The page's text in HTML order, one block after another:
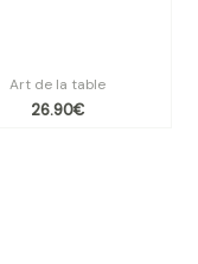
Art de la table
26.90€